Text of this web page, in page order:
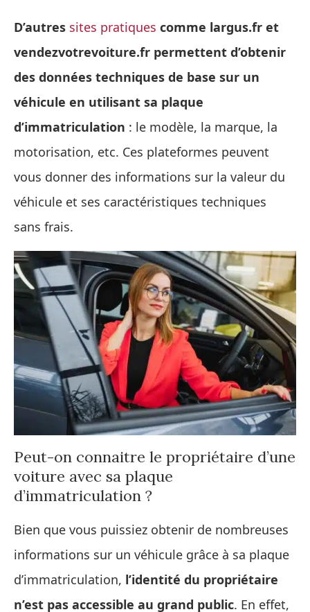
D’autres sites pratiques comme largus.fr et
vendezvotrevoiture.fr permettent d’obtenir
des données techniques de base sur un
véhicule en utilisant sa plaque
d’immatriculation : le modèle, la marque, la
motorisation, etc. Ces plateformes peuvent
vous donner des informations sur la valeur du
véhicule et ses caractéristiques techniques
sans frais.
Peut-on connaitre le propriétaire d’une
voiture avec sa plaque
d’immatriculation ?
Bien que vous puissiez obtenir de nombreuses
informations sur un véhicule grâce à sa plaque
d’immatriculation, l’identité du propriétaire
n’est pas accessible au grand public. En effet,